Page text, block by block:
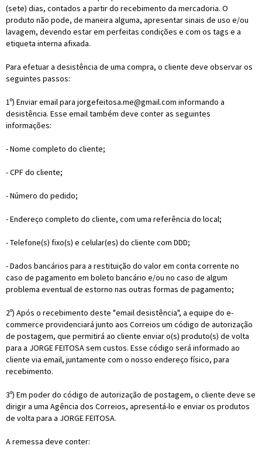
(sete) dias, contados a partir do recebimento da mercadoria. O
produto não pode, de maneira alguma, apresentar sinais de uso e/ou
lavagem, devendo estar em perfeitas condições e com os tags e a
etiqueta interna afixada.
Para efetuar a desistência de uma compra, o cliente deve observar os
seguintes passos:
1º) Enviar email para jorgefeitosa.me@gmail.com informando a
desistência. Esse email também deve conter as seguintes
informações:
- Nome completo do cliente;
- CPF do cliente;
- Número do pedido;
- Endereço completo do cliente, com uma referência do local;
- Telefone(s) fixo(s) e celular(es) do cliente com DDD;
- Dados bancários para a restituição do valor em conta corrente no
caso de pagamento em boleto bancário e/ou no caso de algum
problema eventual de estorno nas outras formas de pagamento;
2º) Após o recebimento deste "email desistência", a equipe do e-
commerce providenciará junto aos Correios um código de autorização
de postagem, que permitirá ao cliente enviar o(s) produto(s) de volta
para a JORGE FEITOSA sem custos. Esse código será informado ao
cliente via email, juntamente com o nosso endereço físico, para
recebimento.
3º) Em poder do código de autorização de postagem, o cliente deve se
dirigir a uma Agência dos Correios, apresentá-lo e enviar os produtos
de volta para a JORGE FEITOSA.
A remessa deve conter: